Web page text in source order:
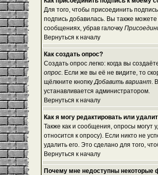
Для того, чтобы присоединить
подпись добавилась. Вы также
сообщениях, убрав галочку
Вернуться к началу
Как создать опрос?
Создать опрос легко: когда вы
опрос. Если же вы её не видите, то
щёлкните кнопкуДобавить вариант.
устанавливается администратором.
Вернуться к началу
Как я могу редактировать или
Также как и сообщения, опросы могут
относится к опросу). Если никто не
удалить его. Это сделано для того,
Вернуться к началу
Почему мне недоступны некоторые